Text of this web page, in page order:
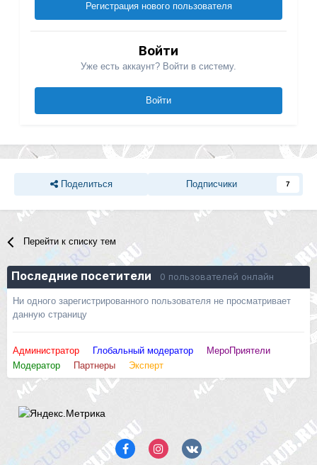
Регистрация нового пользователя
Войти
Уже есть аккаунт? Войти в систему.
Войти
Поделиться Подписчики 7
Перейти к списку тем
Последние посетители 0 пользователей онлайн
Ни одного зарегистрированного пользователя не просматривает
данную страницу
Администратор Глобальный модератор
МероПриятели
Модератор
Партнеры Эксперт